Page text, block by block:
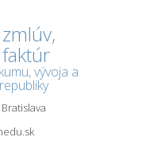
vývoja a